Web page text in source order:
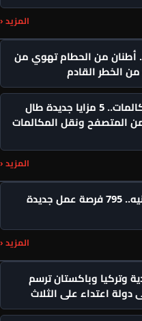
المزيد ‹
أطنان من الحطام تهوي من
الخطر القادم
واتساب يقلب قواعد المكالمات.. 5 مزايا جديدة طال
المتصفح ونقل المكالمات
المزيد ‹
«مرتبات تصل لـ20 ألف جنيه.. 795 فرصة عمل جديدة
المزيد ‹
وتركيا وباكستان ترسم
اعتداء على الثلاث